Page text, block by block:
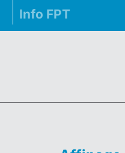
Info FPT